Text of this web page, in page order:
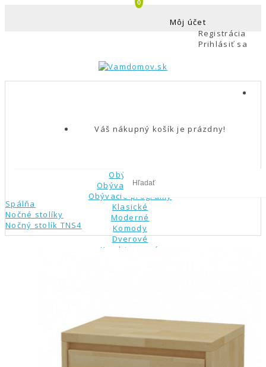
Môj účet
Registrácia
Prihlásiť sa
0
Váš nákupný košík je prázdny!
Obývačka
Obývacie steny
Obývacie programy
Klasické
Moderné
Komody
Dverové
Kombinované
Tv stolíky
Dvojkreslá
Hojdacie kreslá
Kreslá ušiak k TV
Spálňa
Nočné stolíky
Nočný stolík TNS4